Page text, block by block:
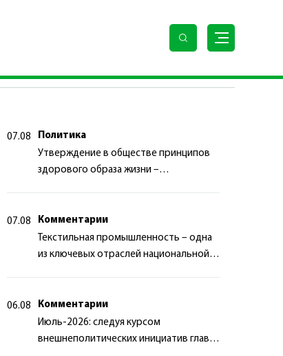
Туркменистана
07.08
Политика
Утверждение в обществе принципов
здорового образа жизни –
07.08
Комментарии
Текстильная промышленность – одна
из ключевых отраслей национальной
06.08
Комментарии
Июль-2026: следуя курсом
внешнеполитических инициатив главы